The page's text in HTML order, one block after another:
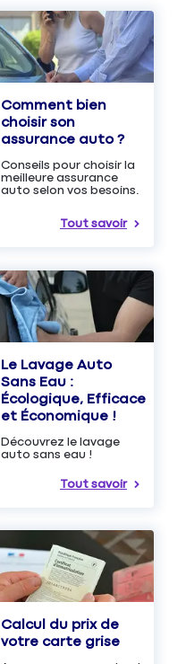
Comment bien
choisir son
assurance auto ?
Conseils pour choisir la
meilleure assurance
auto selon vos besoins.
Tout savoir
Le Lavage Auto
Sans Eau :
Écologique, Efficace
et Économique !
Découvrez le lavage
auto sans eau !
Tout savoir
Calcul du prix de
votre carte grise